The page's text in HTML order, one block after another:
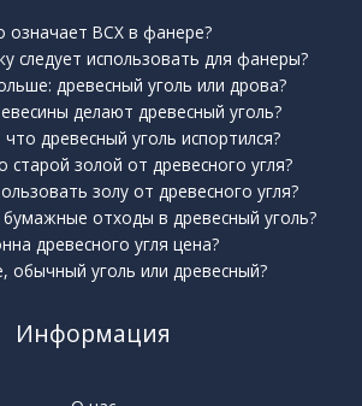
означает BCX в фанере?
следует использовать для фанеры?
древесный уголь или дрова?
делают древесный уголь?
древесный уголь испортился?
старой золой от древесного угля?
золу от древесного угля?
отходы в древесный уголь?
древесного угля цена?
обычный уголь или древесный?
Информация